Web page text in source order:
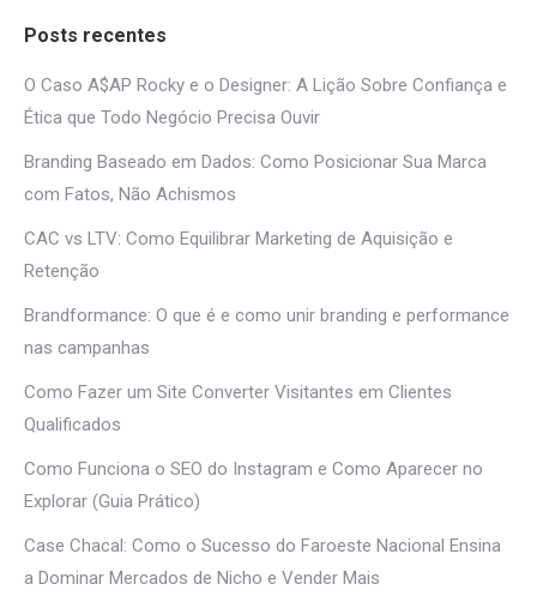
Posts recentes
O Caso A$AP Rocky e o Designer: A Lição Sobre Confiança e
Ética que Todo Negócio Precisa Ouvir
Branding Baseado em Dados: Como Posicionar Sua Marca
com Fatos, Não Achismos
CAC vs LTV: Como Equilibrar Marketing de Aquisição e
Retenção
Brandformance: O que é e como unir branding e performance
nas campanhas
Como Fazer um Site Converter Visitantes em Clientes
Qualificados
Como Funciona o SEO do Instagram e Como Aparecer no
Explorar (Guia Prático)
Case Chacal: Como o Sucesso do Faroeste Nacional Ensina
a Dominar Mercados de Nicho e Vender Mais